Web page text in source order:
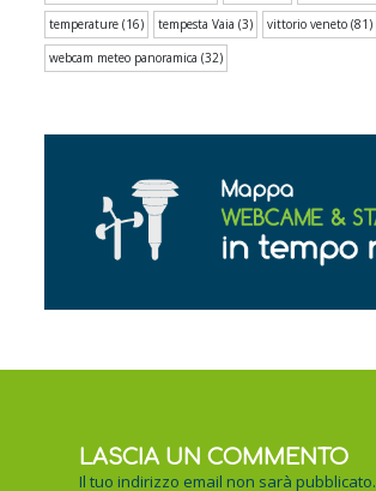
temperature (16) tempesta Vaia (3) vittorio veneto (81)
webcam meteo panoramica (32)
LASCIA UN COMMENTO
Il tuo indirizzo email non sarà pubblicato.